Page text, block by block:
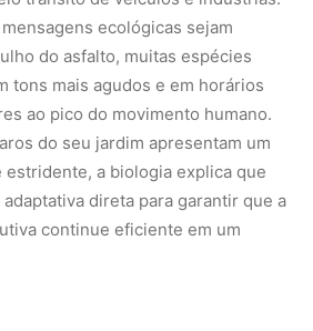
aves estão comunicando requer a
de repetição e do contexto
é emitido. Um guia básico de
revela que o comportamento
de causa e efeito na natureza.